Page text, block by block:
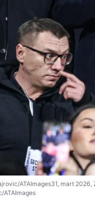
ATAImages31, mart
ATAImages